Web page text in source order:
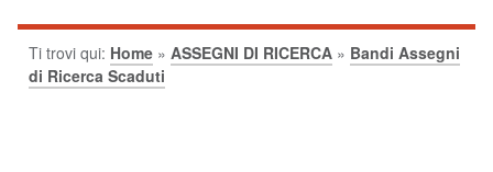
Ti trovi qui: Home » ASSEGNI DI RICERCA » Bandi Assegni
di Ricerca Scaduti